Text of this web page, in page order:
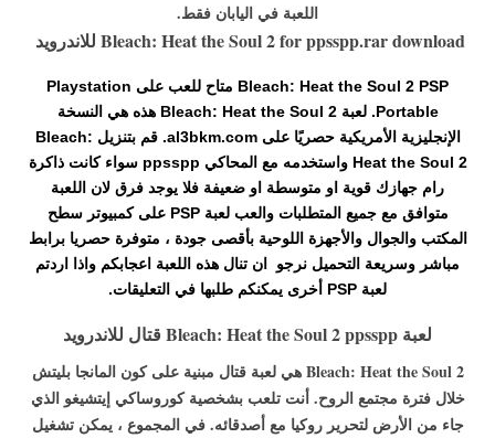
اللعبة في اليابان فقط.
Bleach: Heat the Soul 2 for ppsspp.rar download للاندرويد
Bleach: Heat the Soul 2 PSP متاح للعب على Playstation
Portable. لعبة Bleach: Heat the Soul 2 هذه هي النسخة
الإنجليزية الأمريكية حصريًا على al3bkm.com. قم بتنزيل Bleach:
Heat the Soul 2 واستخدمه مع المحاكي ppsspp سواء كانت ذاكرة
رام جهازك قوية او متوسطة او ضعيفة فلا يوجد فرق لان اللعبة
متوافق مع جميع المتطلبات والعب لعبة PSP على كمبيوتر سطح
المكتب والجوال والأجهزة اللوحية بأقصى جودة ، متوفرة حصريا برابط
مباشر وسريعة التحميل نرجو ان تنال هذه اللعبة اعجابكم واذا اردتم
لعبة PSP أخرى يمكنكم طلبها في التعليقات.
لعبة Bleach: Heat the Soul 2 ppsspp قتال للاندرويد
Bleach: Heat the Soul 2 هي لعبة قتال مبنية على كون المانجا بليتش
خلال فترة مجتمع الروح. أنت تلعب بشخصية كوروساكي إيتشيغو الذي
جاء من الأرض لتحرير روكيا مع أصدقائه. في المجموع ، يمكن تشغيل